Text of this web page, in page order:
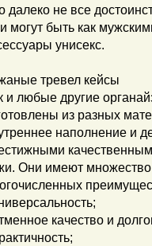
далеко не все
могут быть как
унисекс.
тревел кейсы
и любые другие
из разных
наполнение и
Они имеют
качество и